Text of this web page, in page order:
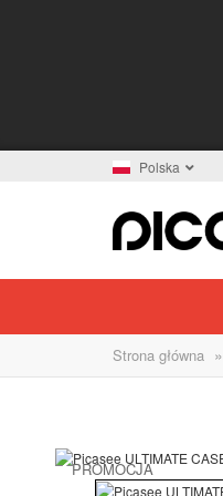
Polska
Strona główna »
PROMOCJA